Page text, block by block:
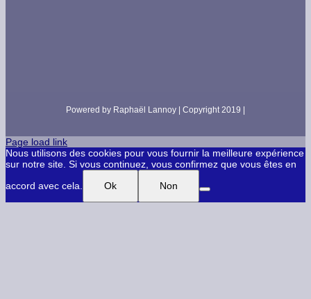
Powered by Raphaël Lannoy | Copyright 2019 |
Page load link
Nous utilisons des cookies pour vous fournir la meilleure expérience
sur notre site. Si vous continuez, vous confirmez que vous êtes en
accord avec cela.
Ok Non